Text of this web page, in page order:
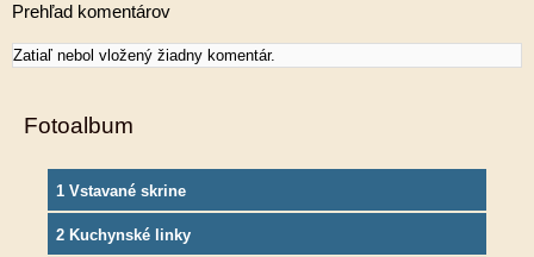
Prehľad komentárov
Zatiaľ nebol vložený žiadny komentár.
Fotoalbum
1 Vstavané skrine
2 Kuchynské linky